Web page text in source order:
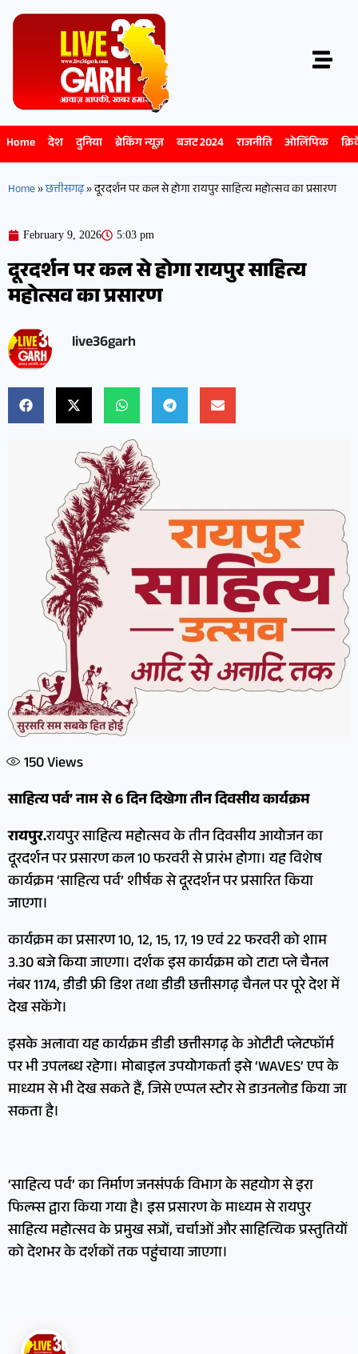
Home देश दुनिया ब्रेकिंग न्यूज़ बजट 2024 राजनीति ओलिंपिक
Home»छत्तीसगढ़»दूरदर्शन पर कल से होगा रायपुर साहित्य महोत्सव का प्रसारण
February 9, 2026 5:03 pm
दूरदर्शन पर कल से होगा रायपुर साहित्य
महोत्सव का प्रसारण
live36garh
150Views
साहित्य पर्व’ नाम से 6 दिन दिखेगा तीन दिवसीय कार्यक्रम
रायपुर.रायपुर साहित्य महोत्सव के तीन दिवसीय आयोजन का
दूरदर्शन पर प्रसारण कल 10 फरवरी से प्रारंभ होगा। यह विशेष
कार्यक्रम ‘साहित्य पर्व’ शीर्षक से दूरदर्शन पर प्रसारित किया
जाएगा।
कार्यक्रम का प्रसारण 10, 12, 15, 17, 19 एवं 22 फरवरी को शाम
3.30 बजे किया जाएगा। दर्शक इस कार्यक्रम को टाटा प्ले चैनल
नंबर 1174, डीडी फ्री डिश तथा डीडी छत्तीसगढ़ चैनल पर पूरे देश में
देख सकेंगे।
इसके अलावा यह कार्यक्रम डीडी छत्तीसगढ़ के ओटीटी प्लेटफॉर्म
पर भी उपलब्ध रहेगा। मोबाइल उपयोगकर्ता इसे ‘WAVES’ एप के
माध्यम से भी देख सकते हैं, जिसे एप्पल स्टोर से डाउनलोड किया जा
सकता है।
‘साहित्य पर्व’ का निर्माण जनसंपर्क विभाग के सहयोग से इरा
फिल्म्स द्वारा किया गया है। इस प्रसारण के माध्यम से रायपुर
साहित्य महोत्सव के प्रमुख सत्रों, चर्चाओं और साहित्यिक प्रस्तुतियों
को देशभर के दर्शकों तक पहुंचाया जाएगा।